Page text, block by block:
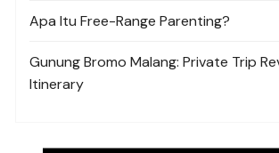
Apa Itu Free-Range Parenting?
Gunung Bromo Malang: Private Trip
Itinerary